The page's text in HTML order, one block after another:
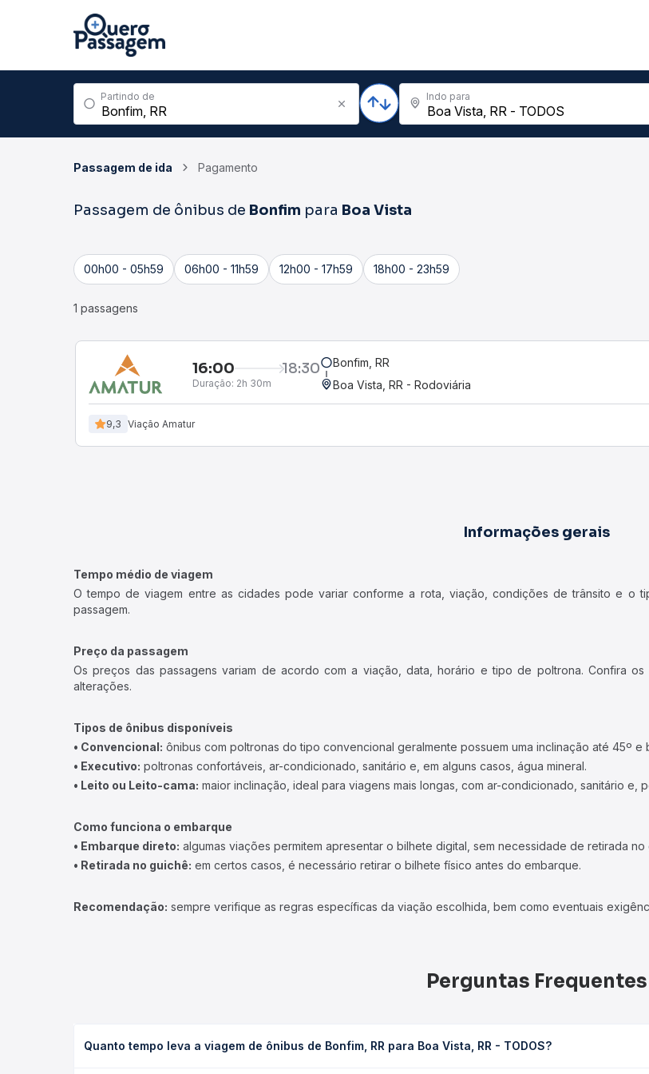
Partindo de Indo para
Passagem de ida Pagamento
Passagem de ônibus de Bonfim para Boa Vista
00h00 - 05h59 06h00 - 11h59 12h00 - 17h59 18h00 - 23h59
1 passagens
16:00 18:30
Duração: 2h 30m
Bonfim, RR
Boa Vista, RR - Rodoviária
9,3 Viação Amatur
Informações gerais
Tempo médio de viagem
O tempo de viagem entre as cidades pode variar conforme a rota, viação, condições de trânsito e o
passagem.
Preço da passagem
Os preços das passagens variam de acordo com a viação, data, horário e tipo de poltrona. Confira
alterações.
Tipos de ônibus disponíveis
• Convencional: ônibus com poltronas do tipo convencional geralmente possuem uma inclinação até 45º e
• Executivo: poltronas confortáveis, ar-condicionado, sanitário e, em alguns casos, água mineral.
• Leito ou Leito-cama: maior inclinação, ideal para viagens mais longas, com ar-condicionado, sanitário e,
Como funciona o embarque
• Embarque direto: algumas viações permitem apresentar o bilhete digital, sem necessidade de retirada no
• Retirada no guichê: em certos casos, é necessário retirar o bilhete físico antes do embarque.
Recomendação: sempre verifique as regras específicas da viação escolhida, bem como eventuais
Perguntas Frequentes
Quanto tempo leva a viagem de ônibus de Bonfim, RR para Boa Vista, RR - TODOS?